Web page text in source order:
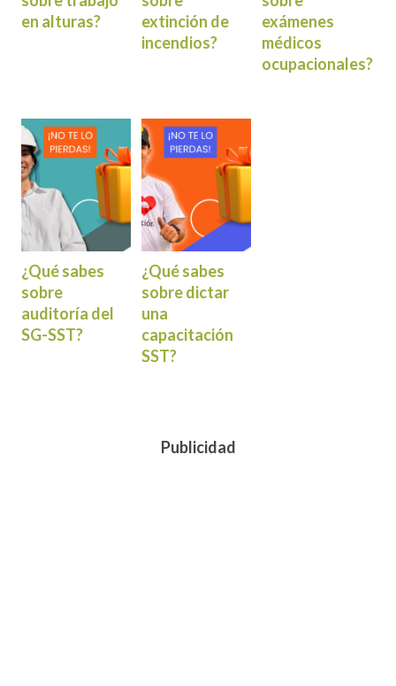
en alturas?
extinción de
incendios?
exámenes
médicos
ocupacionales?
¿Qué sabes
sobre
auditoría del
SG-SST?
¿Qué sabes
sobre dictar
una
capacitación
SST?
Publicidad